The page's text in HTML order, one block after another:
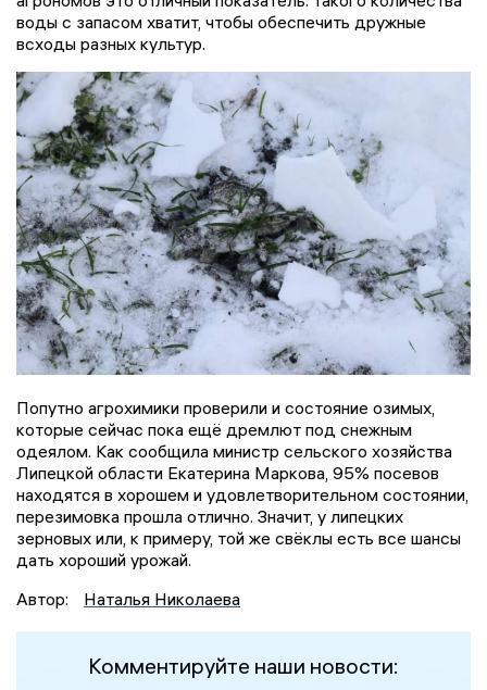
воды с запасом хватит, чтобы обеспечить дружные
всходы разных культур.
Попутно агрохимики проверили и состояние озимых,
которые сейчас пока ещё дремлют под снежным
одеялом. Как сообщила министр сельского хозяйства
Липецкой области Екатерина Маркова, 95% посевов
находятся в хорошем и удовлетворительном состоянии,
перезимовка прошла отлично. Значит, у липецких
зерновых или, к примеру, той же свёклы есть все шансы
дать хороший урожай.
Автор:
Наталья Николаева
Комментируйте наши новости: